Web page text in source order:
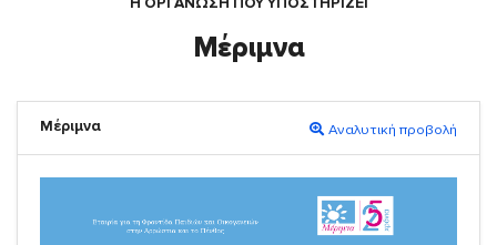
Μέριμνα
Μέριμνα Αναλυτική προβολή